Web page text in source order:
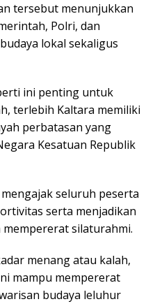
tersebut menunjukkan
Polri, dan
lokal sekaligus
ini penting untuk
terlebih Kaltara memiliki
perbatasan yang
Kesatuan Republik
seluruh peserta
serta menjadikan
silaturahmi.
menang atau kalah,
mampu mempererat
budaya leluhur